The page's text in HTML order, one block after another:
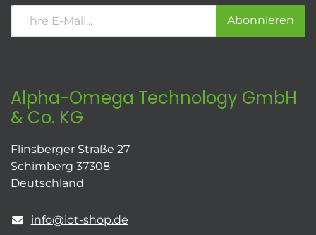
Abonnieren
Alpha-Omega Technology GmbH
& Co. KG
Flinsberger Straße 27
Schimberg 37308
Deutschland
info@iot-shop.de